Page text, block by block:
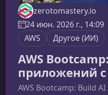
zerotomastery.io
24 июн. 2026 г., 14:09
AWS
Другое (ИИ)
AWS
приложений с
AWS Bootcamp: Build